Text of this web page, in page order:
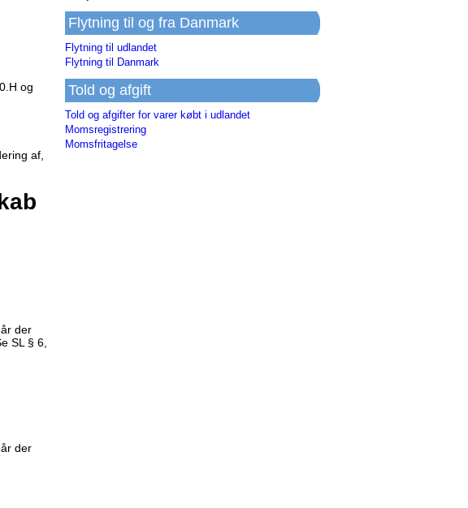
og
af,
der
SL § 6,
der
Flytning til og fra Danmark
Flytning til udlandet
Flytning til Danmark
Told og afgift
Told og afgifter for varer købt i udlandet
Momsregistrering
Momsfritagelse